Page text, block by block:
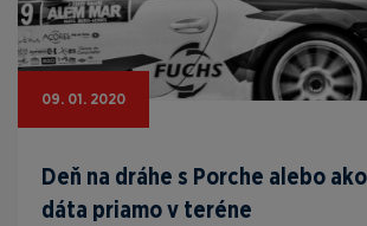
09. 01. 2020
Deň na dráhe s Porche alebo
dáta priamo v teréne